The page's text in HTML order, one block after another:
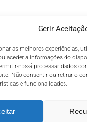
Gerir
as melhores experiências,
aceder a informações do
nos-á processar dados
Não consentir ou retirar o
e funcionalidades.